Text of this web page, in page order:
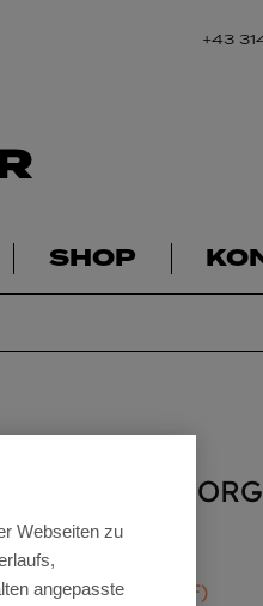
+43
SHOP
M18FB8
4932492131
239,00€ (33% OFF)
Webseiten zu
angepasste